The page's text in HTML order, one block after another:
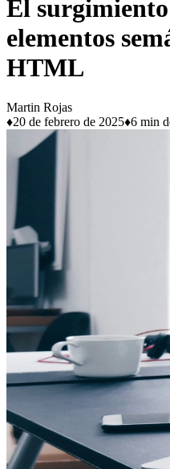
El
elementos
HTML
Martin Rojas
♦20 de febrero de 2025♦6 min